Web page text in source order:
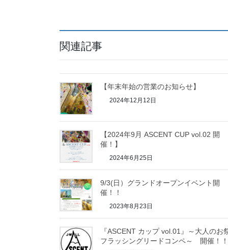
関連記事
【年末年始の営業のお知らせ】
2024年12月12日
【2024年9月 ASCENT CUP vol.02 開
催！】
2024年6月25日
9/3(日）グランドオープンイベント開
催！！
2023年8月23日
『ASCENT カップ vol.01』～大人のお
フラッシングリードコンペ～ 開催！！